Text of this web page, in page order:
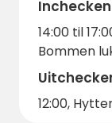
14:00 til
Bommen
12:00,